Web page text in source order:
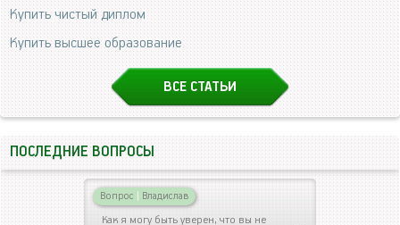
Купить чистый диплом
Купить высшее образование
ВСЕ СТАТЬИ
ПОСЛЕДНИЕ ВОПРОСЫ
Вопрос | Владислав
Как я могу быть уверен, что вы не